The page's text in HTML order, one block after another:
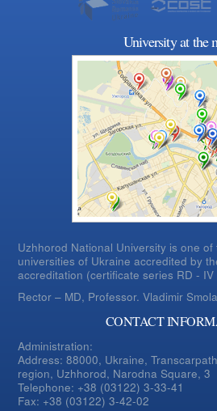
University at the
Uzhhorod National University is one
universities of Ukraine accredited by
accreditation (certificate series RD -
Rector – MD, Professor.Vladimir
CONTACT
Administration:
Address: 88000, Ukraine,
region, Uzhhorod, Narodna Square, 3
Telephone: +38 (03122) 3-33-41
Fax: +38 (03122) 3-42-02